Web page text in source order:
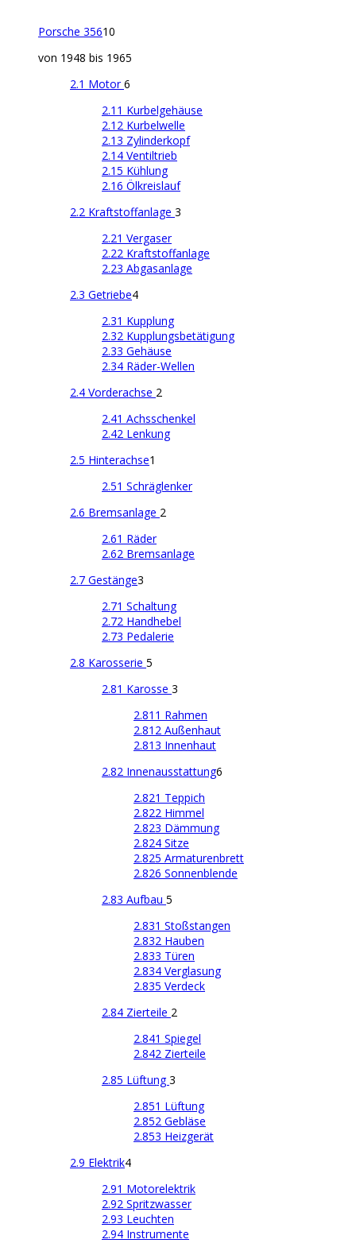
Porsche 35610
von 1948 bis 1965
2.1 Motor6
2.11 Kurbelgehäuse
2.12 Kurbelwelle
2.13 Zylinderkopf
2.14 Ventiltrieb
2.15 Kühlung
2.16 Ölkreislauf
2.2 Kraftstoffanlage 3
2.21 Vergaser
2.22 Kraftstoffanlage
2.23 Abgasanlage
2.3 Getriebe4
2.31 Kupplung
2.32 Kupplungsbetätigung
2.33 Gehäuse
2.34 Räder-Wellen
2.4 Vorderachse 2
2.41 Achsschenkel
2.42 Lenkung
2.5 Hinterachse1
2.51 Schräglenker
2.6 Bremsanlage 2
2.61 Räder
2.62 Bremsanlage
2.7 Gestänge3
2.71 Schaltung
2.72 Handhebel
2.73 Pedalerie
2.8 Karosserie 5
2.81 Karosse 3
2.811 Rahmen
2.812 Außenhaut
2.813 Innenhaut
2.82 Innenausstattung6
2.821 Teppich
2.822 Himmel
2.823 Dämmung
2.824 Sitze
2.825 Armaturenbrett
2.826 Sonnenblende
2.83 Aufbau 5
2.831 Stoßstangen
2.832 Hauben
2.833 Türen
2.834 Verglasung
2.835 Verdeck
2.84 Zierteile 2
2.841 Spiegel
2.842 Zierteile
2.85 Lüftung3
2.851 Lüftung
2.852 Gebläse
2.853 Heizgerät
2.9 Elektrik4
2.91 Motorelektrik
2.92 Spritzwasser
2.93 Leuchten
2.94 Instrumente